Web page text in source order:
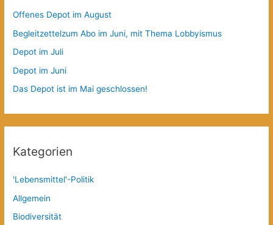
Offenes Depot im August
Begleitzettelzum Abo im Juni, mit Thema Lobbyismus
Depot im Juli
Depot im Juni
Das Depot ist im Mai geschlossen!
Kategorien
'Lebensmittel'-Politik
Allgemein
Biodiversität